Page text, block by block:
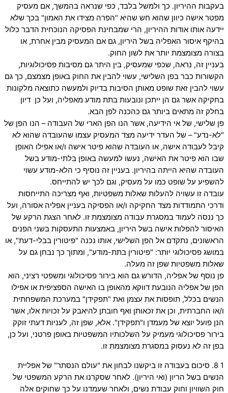
בעקבות ההיריון. כך ולמשל בלבד, כפי שנראה בהמשך, אם מעסיק
מפטר אישה כיוון שהוא חש שהיא "הפרה מצידו את האמון" בכך שלא
יידעה אותו אודות ההיריון, הרי שמבחינת הפסיקה הנוכחית הדבר כלול
בהיקף איסור האפליה בשל היריון, גם אם המעסיק מבין אחרת, או
בצורה מצומצמת יותר את לשון החוק.
בעניין זה, נראה, שכפי שמעסיק, בין היתר גם מסיבות פסיכולוגיות,
הקשורות כבר בפן השלישי, עשוי להבין את החוק באופן מצמצם, כך גם
עשוי להבין זאת שופט מאותן הסיבות בדיוק ולמעשה כתוצאה מלקונות
בחקיקה אשר גם הן ייתכן ונובעות בתת מודע מאפליה, ועל כן דיון
בחלק זה מתאים ביותר גם כהכנה לפן הבא.
פן שלישי, של אי הידיעה, אשר הנו הפן הארי של העבודה – הנו הפן של
"לא-נדע" – של העדר ידיעה מצד המעסיק עצמו שהעובדה שהוא לא
קיבל לעבודה אישה, או העובדה שהוא פיטר אישה ו/או אפילו האופן
שבו הוא פיטר את האישה, נעשו למעשה באופן בלתי-מודע בשל
העובדה שהיא הייתה בהיריון. בעניין זה נוסיף כי הלא-מודע עשוי
להשפיע על שופט כמו על מעסיק, וגם לכך יש להתייחס.
עובדה זו עשויה להעלות שאלות משפטיות, ואף מצריכה התייחסות
ודרכי התמודדות מצד החקיקה ו/או הפסיקה בעניין אפליה אסורה, ועל
כך ננסה לעמוד במסגרת עבודה מצומצמת זו. לאחר הצגת הרקע של
האיסור להפלות אישה בשל היריון, באמצעות התעסקות בשני הפנים
הראשונים, נתקדם אל הפן השלישי, אותו נכנה "פיטורין בבלי-דעת", או
במושג פסיכולוגי יותר: "פיטורין בתת-מודע", ומתוך כך נבחן גם על
שאלות משפטיות שפן זה מעלה.
פן נוסף של אפליה, הדורש גם הוא בירור פסיכולוגי ומשפטי רציני, הוא
הפן של אפליה הנובעת דווקא מהאופן בו האישה הספציפית או אפילו
הנשים בכלל, תופסות את עצמן ואת "תפקידן" במערכת המשפחתית
ו/או החברתית, וכן את זכאותן ואף חובתן להיאבק על זכויות אלו, אשר
הנן פועל יוצא של מעמדן ו"תפקידן". אלא, שפן זה, לעניות דעתי זוקק
בירור פסיכולוגי מעמיק על השלכותיו המשפטיות באופן פרטני, ועל כן,
בפן זה לא נעסוק במסגרת מצומצמת זו.
1 8. סיכום בעבודה זו ביקשנו לבחון את "עולם הנסתר" של אפליית
הנשים בשל הריון (ואי היריון). לאחר שסקרנו את הרקע המשפטי של
חוק השוויון וחוק עבודת נשים, ולאחר שעמדנו על כך שחוקים אלה